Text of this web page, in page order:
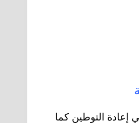
إعادة التوطين كما